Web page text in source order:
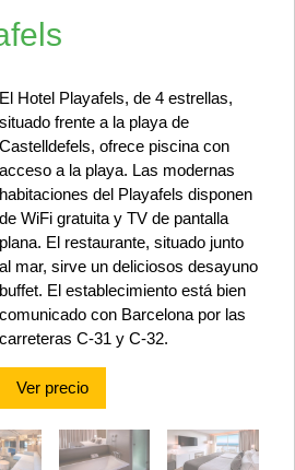
El Hotel Playafels, de 4 estrellas,
situado frente a la playa de
Castelldefels, ofrece piscina con
acceso a la playa. Las modernas
habitaciones del Playafels disponen
de WiFi gratuita y TV de pantalla
plana. El restaurante, situado junto
al mar, sirve un deliciosos desayuno
buffet. El establecimiento está bien
comunicado con Barcelona por las
carreteras C-31 y C-32.
Ver precio